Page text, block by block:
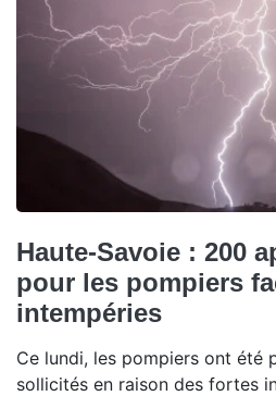
Haute-Savoie : 200
pour les pompiers
intempéries
Ce lundi, les pompiers ont été
sollicités en raison des fortes